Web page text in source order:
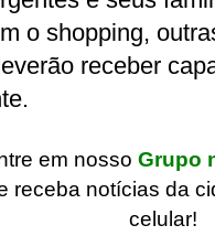
o shopping,
receber
em nosso Grupo
receba notícias da
celular!